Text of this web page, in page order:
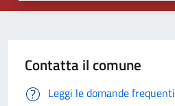
Contatta il comune
Leggi le domande frequenti